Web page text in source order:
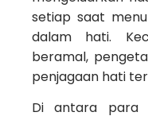
setiap saat
dalam hati.
beramal,
penjagaan hati
Di antara para